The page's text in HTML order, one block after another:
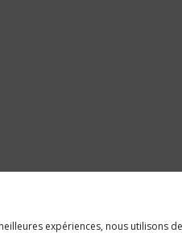
expériences, nous utilisons